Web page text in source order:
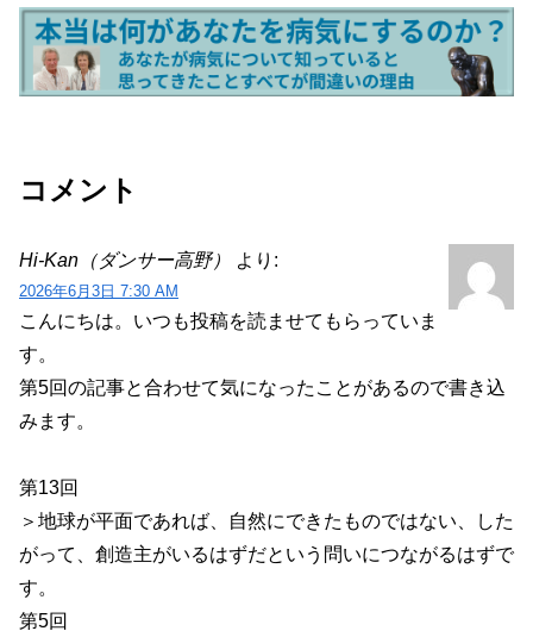
コメント
Hi-Kan（ダンサー高野） より:
2026年6月3日 7:30 AM
こんにちは。いつも投稿を読ませてもらっていま
す。
第5回の記事と合わせて気になったことがあるので書き込
みます。
第13回
＞地球が平面であれば、自然にできたものではない、した
がって、創造主がいるはずだという問いにつながるはずで
す。
第5回